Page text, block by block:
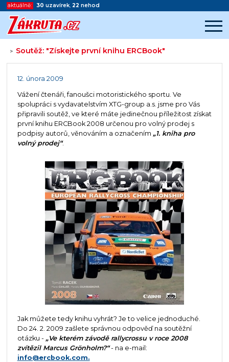
aktuálně: 30 uzavírek, 22 nehod
> Soutěž: "Získejte první knihu ERCBook"
Začátek reklamy
12. února 2009
Vážení čtenáři, fanoušci motoristického sportu. Ve
spolupráci s vydavatelstvím XTG-group a.s. jsme pro Vás
připravili soutěž, ve které máte jedinečnou příležitost získat
první knihu ERCBook 2008 určenou pro volný prodej s
podpisy autorů, věnováním a označením „1. kniha pro
volný prodej“.
Jak můžete tedy knihu vyhrát? Je to velice jednoduché.
Do 24. 2. 2009 zašlete správnou odpověď na soutěžní
otázku - „Ve kterém závodě rallycrossu v roce 2008
zvítězil Marcus Grönholm?“- na e-mail:
info@ercbook.com.